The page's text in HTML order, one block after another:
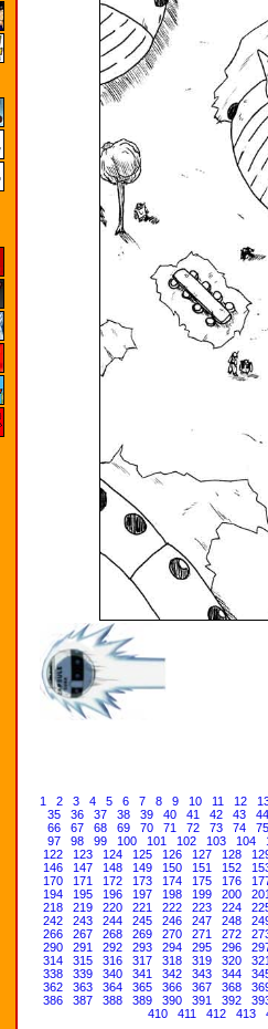
1 2 3 4 5 6 7 8 9 10 11 12
35
36 37 38 39 40 41 42 43 44
66
67 68 69 70 71 72 73 74 75
97
98 99 100 101 102 103 104
122
123 124 125 126 127 128
146
147 148 149 150 151 152
170
171 172 173 174 175 176
194
195 196 197 198 199 200 201
218
219 220 221 222 223 224
242
243 244 245 246 247 248
266
267 268 269 270 271 272
290
291 292 293 294 295 296
314
315 316 317 318 319 320 321
338
339 340 341 342 343 344
362
363 364 365 366 367 368
386
387 388 389 390 391 392
410
411 412 413